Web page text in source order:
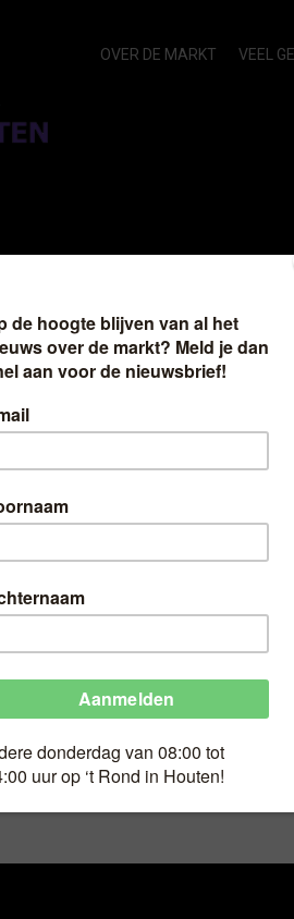
OVER DE MARKT VEEL
Sinds
tricot
katoenen tricot
DEEL OP FACEBOOK